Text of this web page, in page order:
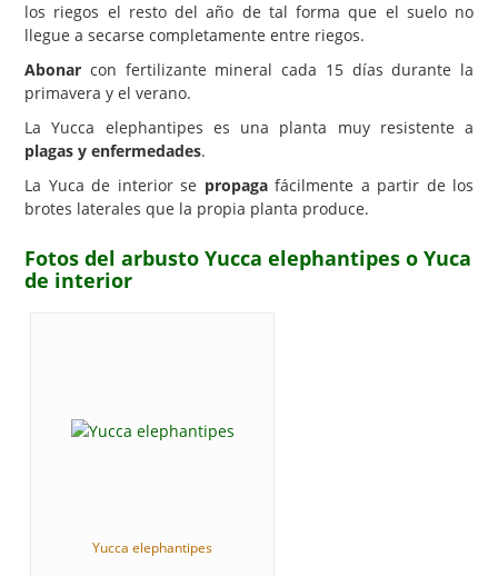
los riegos el resto del año de tal forma que el suelo no
llegue a secarse completamente entre riegos.
Abonar con fertilizante mineral cada 15 días durante la
primavera y el verano.
La Yucca elephantipes es una planta muy resistente a
plagas y enfermedades.
La Yuca de interior se propagafácilmente a partir de los
brotes laterales que la propia planta produce.
Fotos del arbusto Yucca elephantipes o Yuca
de interior
Yucca elephantipes